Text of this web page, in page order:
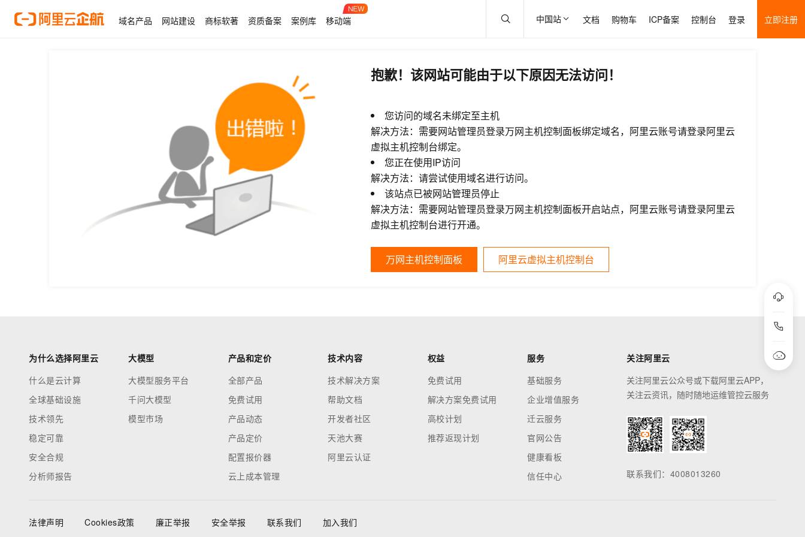
域名产品 网站建设 商标软著 资质备案 案例库 移动端 中国站 文档 购物车 ICP备案 控制台 登录 立即注册
抱歉！该网站可能由于以下原因无法访问！
您访问的域名未绑定至主机
解决方法：需要网站管理员登录万网主机控制面板绑定域名，阿里云账号请登录阿里云
虚拟主机控制台绑定。
您正在使用IP访问
解决方法：请尝试使用域名进行访问。
该站点已被网站管理员停止
解决方法：需要网站管理员登录万网主机控制面板开启站点，阿里云账号请登录阿里云
虚拟主机控制台进行开通。
万网主机控制面板 阿里云虚拟主机控制台